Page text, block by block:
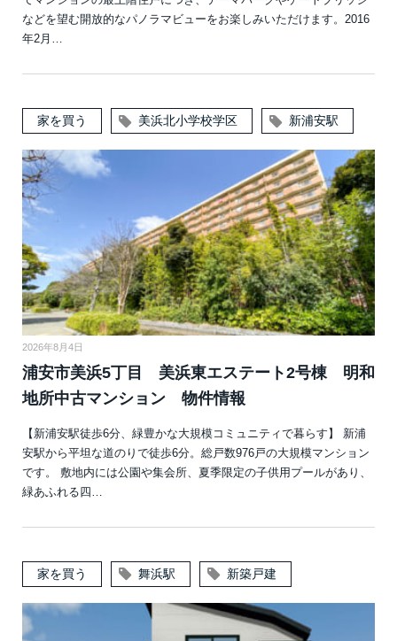
などを望む開放的なパノラマビューをお楽しみいただけます。2016
年2月…
家を買う 美浜北小学校学区 新浦安駅
2026年8月4日
浦安市美浜5丁目 美浜東エステート2号棟 明和
地所中古マンション 物件情報
【新浦安駅徒歩6分、緑豊かな大規模コミュニティで暮らす】 新浦
安駅から平坦な道のりで徒歩6分。総戸数976戸の大規模マンション
です。 敷地内には公園や集会所、夏季限定の子供用プールがあり、
緑あふれる四…
家を買う 舞浜駅 新築戸建